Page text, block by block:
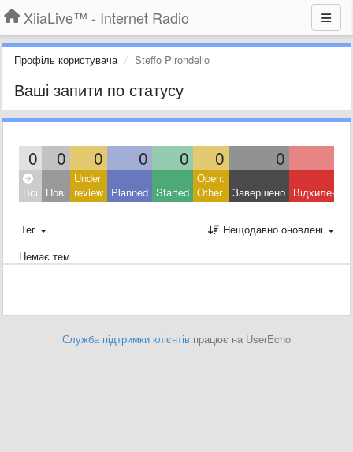
XiiaLive™ - Internet Radio
Профіль користувача Steffo Pirondello
Ваші запити по статусу
0 0 0 0 0 0 0
Всі Нові
Under
review Planned Started
Open:
Other
Завершено Відхилено
Тег
Нещодавно оновлені
Немає тем
Служба підтримки клієнтів працює на UserEcho